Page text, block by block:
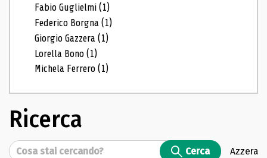
Fabio Guglielmi(1)
Federico Borgna(1)
Giorgio Gazzera(1)
Lorella Bono(1)
Michela Ferrero(1)
Ricerca
Cerca Cerca Azzera